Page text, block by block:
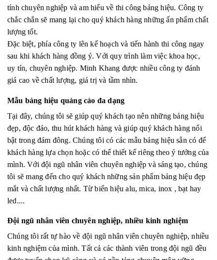
tính chuyên nghiệp và am hiểu về thi công bảng hiệu. Công ty
chắc chắn sẽ mang lại cho quý khách hàng những ấn phẩm chất
lượng tốt.
Đặc biệt, phía công ty lên kế hoạch và tiến hành thi công ngay
sau khi khách hàng đồng ý. Với quy trình làm việc khoa học,
uy tín, chuyên nghiệp. Minh Khang được nhiều công ty đánh
giá cao về chất lượng, giá trị và tầm nhìn.
Mẫu bảng hiệu quảng cáo đa dạng
Tại đây, chúng tôi sẽ giúp quý khách tạo nên những bảng hiệu
đẹp, độc đáo, thu hút khách hàng và giúp quý khách hàng nổi
bật trong đám đông. Chúng tôi có các mẫu bảng hiệu sẵn có để
khách hàng lựa chọn hoặc có thể thiết kế riêng theo ý tưởng của
mình. Với đội ngũ nhân viên chuyên nghiệp và sáng tạo, chúng
tôi sẽ mang đến cho quý khách những sản phẩm bảng hiệu đẹp
mắt và chất lượng nhất. Từ biển hiệu alu, mica, inox , bạt hay
led....
Đội ngũ nhân viên chuyên nghiệp, nhiều kinh nghiệm
Chúng tôi rất tự hào về đội ngũ nhân viên chuyên nghiệp, nhiều
kinh nghiệm của mình. Tất cả các thành viên trong đội ngũ đều